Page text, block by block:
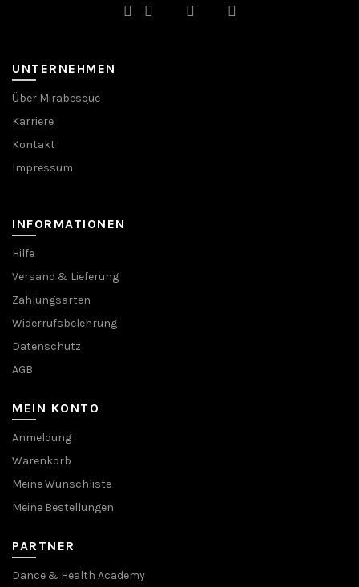
UNTERNEHMEN
Über Mirabesque
Karriere
Kontakt
Impressum
INFORMATIONEN
Hilfe
Versand & Lieferung
Zahlungsarten
Widerrufsbelehrung
Datenschutz
AGB
MEIN KONTO
Anmeldung
Warenkorb
Meine Wunschliste
Meine Bestellungen
PARTNER
Dance & Health Academy